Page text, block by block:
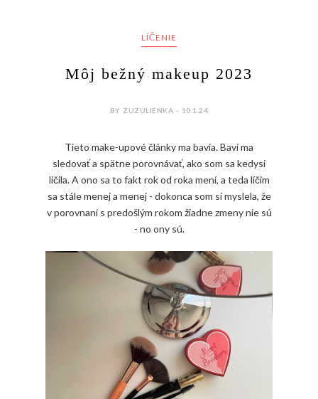
LÍČENIE
Môj bežný makeup 2023
BY ZUZULIENKA - 10.1.24
Tieto make-upové články ma bavia. Baví ma
sledovať a spätne porovnávať, ako som sa kedysi
líčila. A ono sa to fakt rok od roka mení, a teda líčim
sa stále menej a menej - dokonca som si myslela, že
v porovnaní s predošlým rokom žiadne zmeny nie sú
- no ony sú.